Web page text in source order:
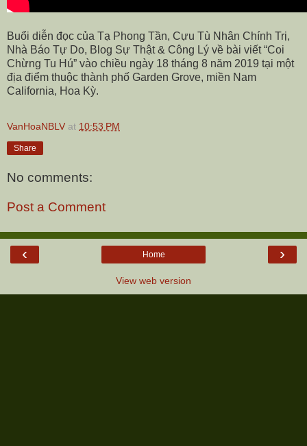
Buổi diễn đọc của Tạ Phong Tần, Cựu Tù Nhân Chính Trị,
Nhà Báo Tự Do, Blog Sự Thật & Công Lý về bài viết “Coi
Chừng Tu Hú” vào chiều ngày 18 tháng 8 năm 2019 tại một
địa điểm thuộc thành phố Garden Grove, miền Nam
California, Hoa Kỳ.
VanHoaNBLV at 10:53 PM
Share
No comments:
Post a Comment
‹ ›
Home
View web version